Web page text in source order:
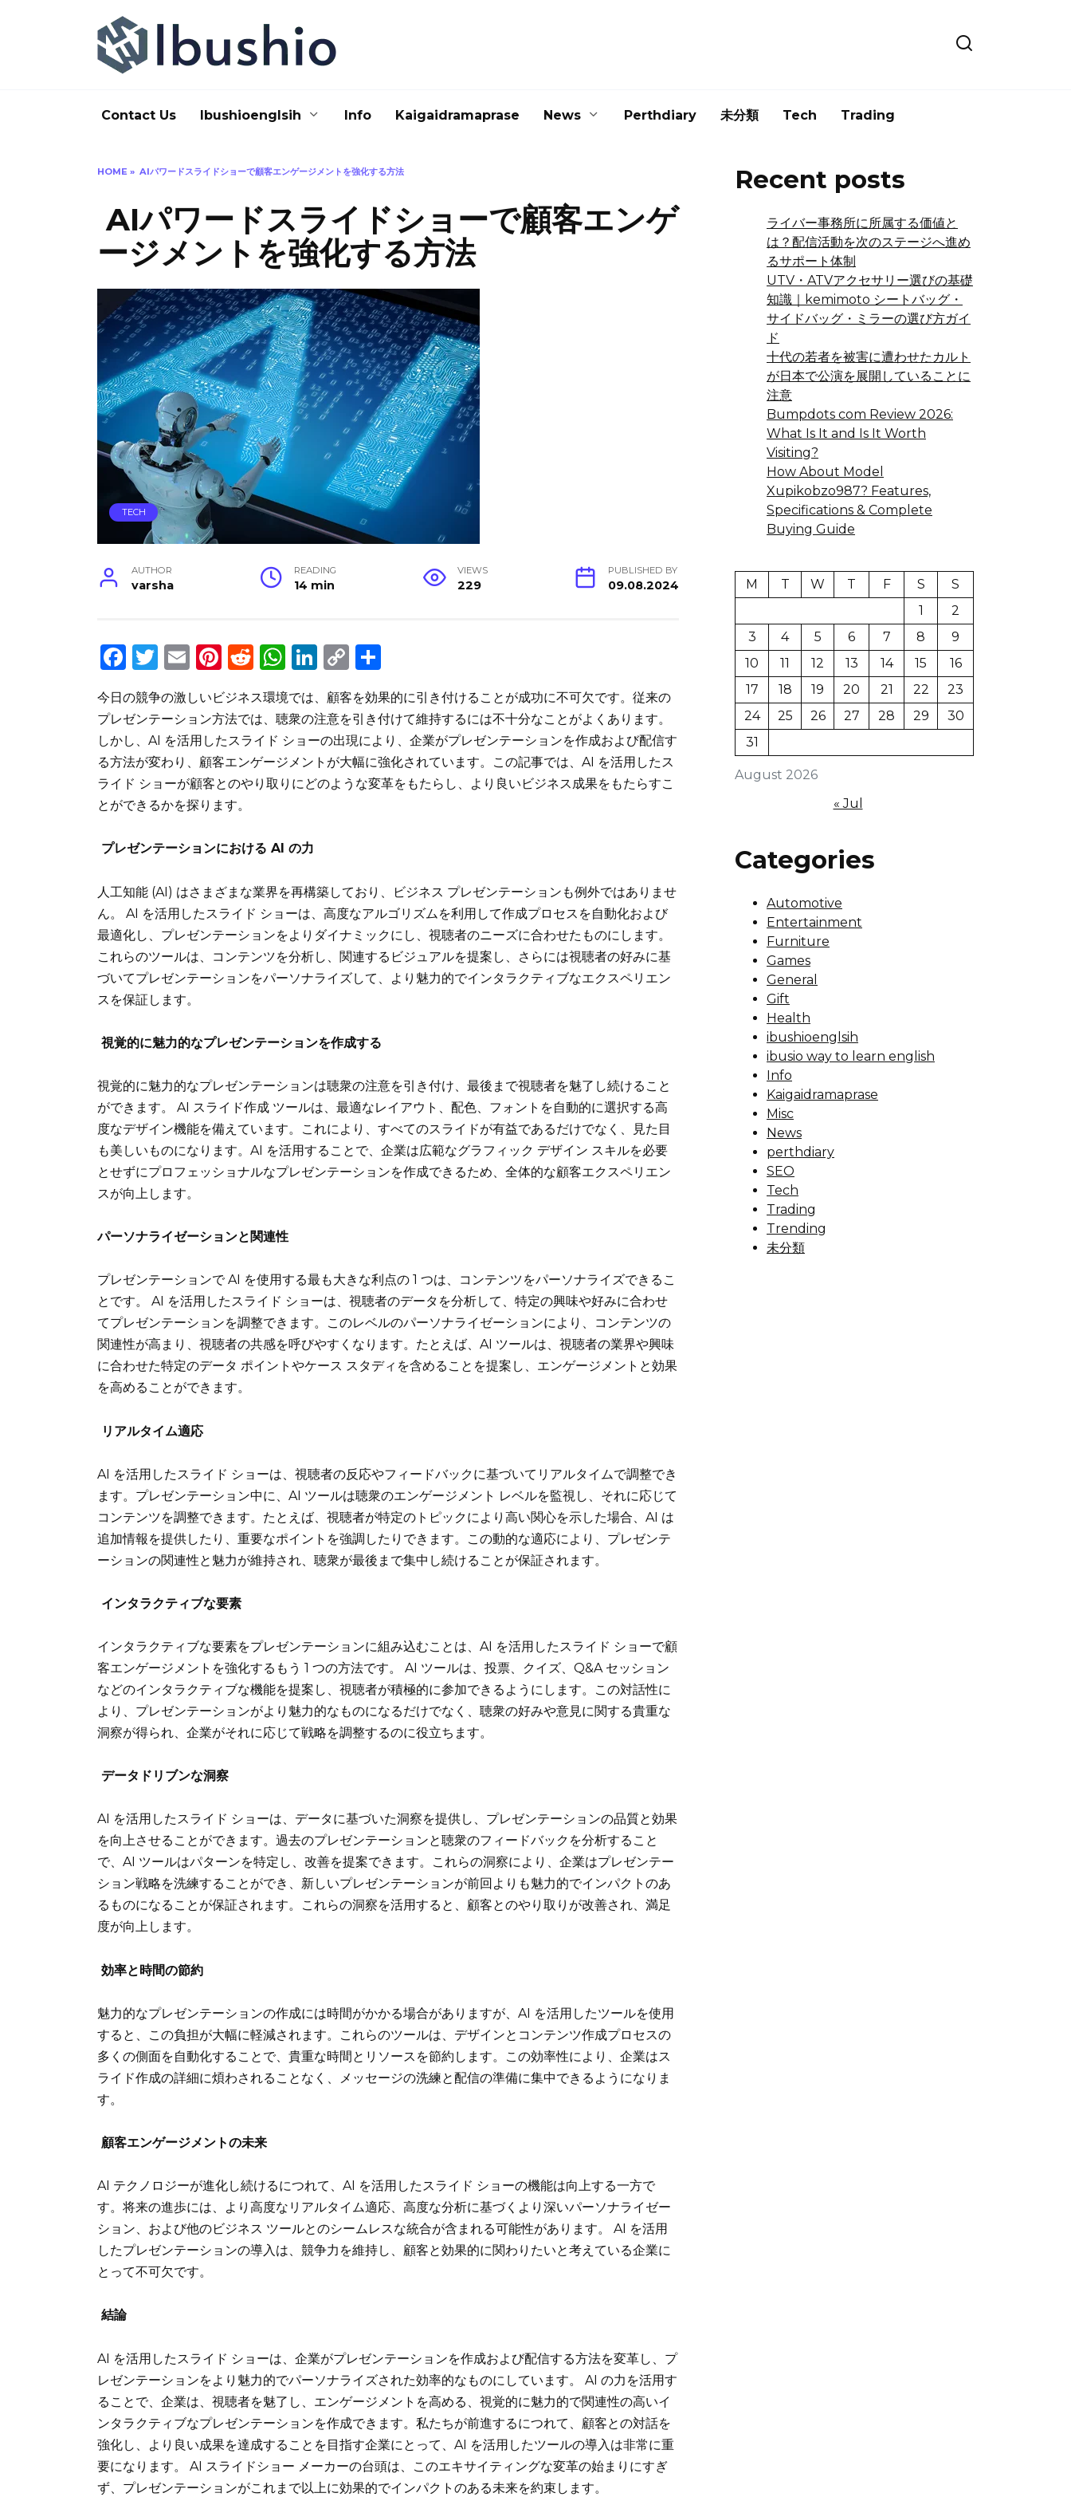
Contact Us Ibushioenglsih Info Kaigaidramaprase News Perthdiary 未分類 Tech Trading
HOME » AIパワードスライドショーで顧客エンゲージメントを強化する方法
AIパワードスライドショーで顧客エンゲ
ージメントを強化する方法
TECH
AUTHOR
varsha
READING
14 min
VIEWS
229
PUBLISHED BY
09.08.2024
F
a
c
e
b
o
o
k
T
it
te
r
E
ai
l
Pi
te
re
st
R
d
di
t
W
a
ts
A
p
Li
n
k
e
dI
n
C
p
y
Li
n
ar
e
今日の競争の激しいビジネス環境では、顧客を効果的に引き付けることが成功に不可欠です。従来の
プレゼンテーション方法では、聴衆の注意を引き付けて維持するには不十分なことがよくあります。
しかし、AI を活用したスライド ショーの出現により、企業がプレゼンテーションを作成および配信す
る方法が変わり、顧客エンゲージメントが大幅に強化されています。この記事では、AI を活用したス
ライド ショーが顧客とのやり取りにどのような変革をもたらし、より良いビジネス成果をもたらすこ
とができるかを探ります。
プレゼンテーションにおける AI の力
人工知能 (AI) はさまざまな業界を再構築しており、ビジネス プレゼンテーションも例外ではありませ
ん。 AI を活用したスライド ショーは、高度なアルゴリズムを利用して作成プロセスを自動化および
最適化し、プレゼンテーションをよりダイナミックにし、視聴者のニーズに合わせたものにします。
これらのツールは、コンテンツを分析し、関連するビジュアルを提案し、さらには視聴者の好みに基
づいてプレゼンテーションをパーソナライズして、より魅力的でインタラクティブなエクスペリエン
スを保証します。
視覚的に魅力的なプレゼンテーションを作成する
視覚的に魅力的なプレゼンテーションは聴衆の注意を引き付け、最後まで視聴者を魅了し続けること
ができます。
AI スライド作成 ツールは、最適なレイアウト、配色、フォントを自動的に選択する高
度なデザイン機能を備えています。これにより、すべてのスライドが有益であるだけでなく、見た目
も美しいものになります。AI を活用することで、企業は広範なグラフィック デザイン スキルを必要
とせずにプロフェッショナルなプレゼンテーションを作成できるため、全体的な顧客エクスペリエン
スが向上します。
パーソナライゼーションと関連性
プレゼンテーションで AI を使用する最も大きな利点の 1 つは、コンテンツをパーソナライズできるこ
とです。 AI を活用したスライド ショーは、視聴者のデータを分析して、特定の興味や好みに合わせ
てプレゼンテーションを調整できます。このレベルのパーソナライゼーションにより、コンテンツの
関連性が高まり、視聴者の共感を呼びやすくなります。たとえば、AI ツールは、視聴者の業界や興味
に合わせた特定のデータ ポイントやケース スタディを含めることを提案し、エンゲージメントと効果
を高めることができます。
リアルタイム適応
AI を活用したスライド ショーは、視聴者の反応やフィードバックに基づいてリアルタイムで調整でき
ます。プレゼンテーション中に、AI ツールは聴衆のエンゲージメント レベルを監視し、それに応じて
コンテンツを調整できます。たとえば、視聴者が特定のトピックにより高い関心を示した場合、AI は
追加情報を提供したり、重要なポイントを強調したりできます。この動的な適応により、プレゼンテ
ーションの関連性と魅力が維持され、聴衆が最後まで集中し続けることが保証されます。
インタラクティブな要素
インタラクティブな要素をプレゼンテーションに組み込むことは、AI を活用したスライド ショーで顧
客エンゲージメントを強化するもう 1 つの方法です。 AI ツールは、投票、クイズ、Q&A セッション
などのインタラクティブな機能を提案し、視聴者が積極的に参加できるようにします。この対話性に
より、プレゼンテーションがより魅力的なものになるだけでなく、聴衆の好みや意見に関する貴重な
洞察が得られ、企業がそれに応じて戦略を調整するのに役立ちます。
データドリブンな洞察
AI を活用したスライド ショーは、データに基づいた洞察を提供し、プレゼンテーションの品質と効果
を向上させることができます。過去のプレゼンテーションと聴衆のフィードバックを分析すること
で、AI ツールはパターンを特定し、改善を提案できます。これらの洞察により、企業はプレゼンテー
ション戦略を洗練することができ、新しいプレゼンテーションが前回よりも魅力的でインパクトのあ
るものになることが保証されます。これらの洞察を活用すると、顧客とのやり取りが改善され、満足
度が向上します。
効率と時間の節約
魅力的なプレゼンテーションの作成には時間がかかる場合がありますが、AI を活用したツールを使用
すると、この負担が大幅に軽減されます。これらのツールは、デザインとコンテンツ作成プロセスの
多くの側面を自動化することで、貴重な時間とリソースを節約します。この効率性により、企業はス
ライド作成の詳細に煩わされることなく、メッセージの洗練と配信の準備に集中できるようになりま
す。
顧客エンゲージメントの未来
AI テクノロジーが進化し続けるにつれて、AI を活用したスライド ショーの機能は向上する一方で
す。将来の進歩には、より高度なリアルタイム適応、高度な分析に基づくより深いパーソナライゼー
ション、および他のビジネス ツールとのシームレスな統合が含まれる可能性があります。 AI を活用
したプレゼンテーションの導入は、競争力を維持し、顧客と効果的に関わりたいと考えている企業に
とって不可欠です。
結論
AI を活用したスライド ショーは、企業がプレゼンテーションを作成および配信する方法を変革し、プ
レゼンテーションをより魅力的でパーソナライズされた効率的なものにしています。 AI の力を活用す
ることで、企業は、視聴者を魅了し、エンゲージメントを高める、視覚的に魅力的で関連性の高いイ
ンタラクティブなプレゼンテーションを作成できます。私たちが前進するにつれて、顧客との対話を
強化し、より良い成果を達成することを目指す企業にとって、AI を活用したツールの導入は非常に重
要になります。 AI スライドショー メーカーの台頭は、このエキサイティングな変革の始まりにすぎ
ず、プレゼンテーションがこれまで以上に効果的でインパクトのある未来を約束します。
Recent posts
ライバー事務所に所属する価値と
は？配信活動を次のステージへ進め
るサポート体制
UTV・ATVアクセサリー選びの基礎
知識｜kemimoto シートバッグ・
サイドバッグ・ミラーの選び方ガイ
ド
十代の若者を被害に遭わせたカルト
が日本で公演を展開していることに
注意
Bumpdots com Review 2026:
What Is It and Is It Worth
Visiting?
How About Model
Xupikobzo987? Features,
Specifications & Complete
Buying Guide
August 2026
M T W T F S
S
1
2
3
4 5 6 7 8
9
10
11 12 13 14 15
16
17
18 19 20 21 22
23
24
25 26 27 28 29
30
31
« Jul
Categories
Automotive
Entertainment
Furniture
Games
General
Gift
Health
ibushioenglsih
ibusio way to learn english
Info
Kaigaidramaprase
Misc
News
perthdiary
SEO
Tech
Trading
Trending
未分類